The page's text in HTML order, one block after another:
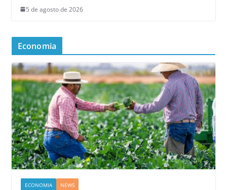
5 de agosto de 2026
Economia
ECONOMIA NEWS